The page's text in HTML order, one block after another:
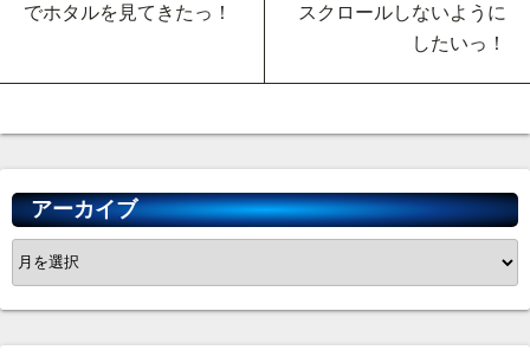
でホタルを見てきたっ！
スクロールしないように
したいっ！
アーカイブ
ア
ー
カ
イ